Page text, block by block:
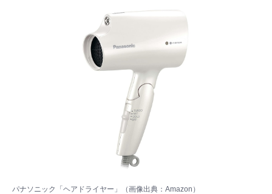
パナソニック「ヘアドライヤー」（画像出典：Amazon）